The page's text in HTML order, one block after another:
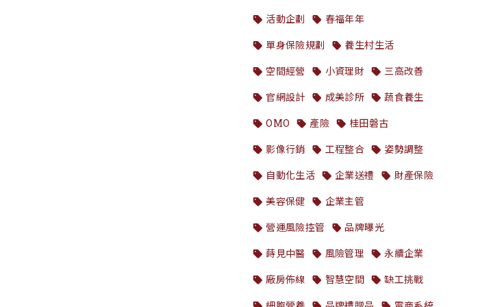
活動企劃
春福年年
單身保險規劃
養生村生活
空間經營
小資理財
三高改善
官網設計
成美診所
蔬食養生
OMO
產險
桂田磐古
影像行銷
工程整合
姿勢調整
自動化生活
企業送禮
財產保險
美容保健
企業主管
營運風險控管
品牌曝光
蒔見中醫
風險管理
永續企業
廠房佈線
智慧空間
缺工挑戰